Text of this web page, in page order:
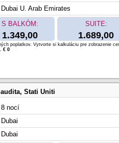
Dubai U. Arab Emirates
S BALKÓM:
1.349,00
SUITE:
1.689,00
poplatkov. Vytvorte si kalkuláciu pre zobrazenie
€ 0
Stati Uniti
8 nocí
Dubai
Dubai